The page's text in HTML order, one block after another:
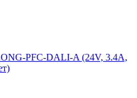
PFC-DALI-A (24V, 3.4A,